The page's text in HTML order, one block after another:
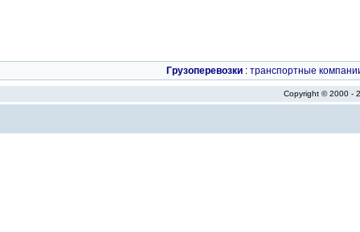
Грузоперевозки : транспортные
Copyright © 2000 -